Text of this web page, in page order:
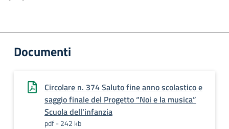
Documenti
Circolare n. 374 Saluto fine anno scolastico e
saggio finale del Progetto “Noi e la musica”
Scuola dell'infanzia
pdf - 242 kb